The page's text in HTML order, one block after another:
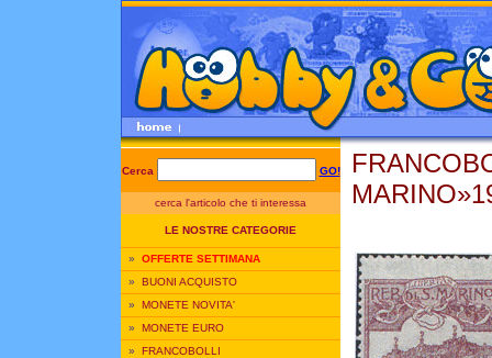
Cerca GO!
cerca l'articolo che ti interessa
LE NOSTRE CATEGORIE
» OFFERTE SETTIMANA
» BUONI ACQUISTO
» MONETE NOVITA'
» MONETE EURO
» FRANCOBOLLI